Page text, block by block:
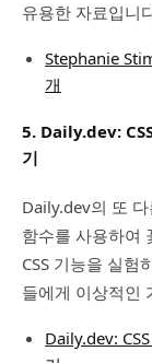
유용한 자료입니
Stephanie
개
5. Daily.dev:
기
Daily.dev의 또
함수를 사용하여
CSS 기능을 실험
들에게 이상적인
Daily.dev: